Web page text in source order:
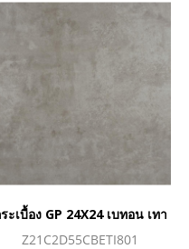
ขอบ (ITCC)PM
ะเบื้อง GP 24X24 เบทอน เทาอ่
Z21C2D55CBETI801